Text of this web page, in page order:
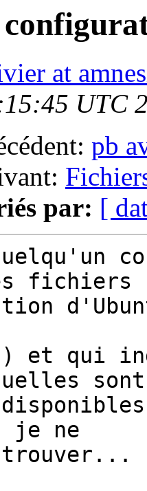
at
UTC
pb
par: [
fichiers
et qui
je ne